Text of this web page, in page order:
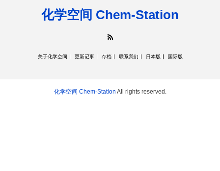
化学空间 Chem-Station
关于化学空间 更新记事 存档 联系我们 日本版 国际版
化学空间 Chem-Station All rights reserved.